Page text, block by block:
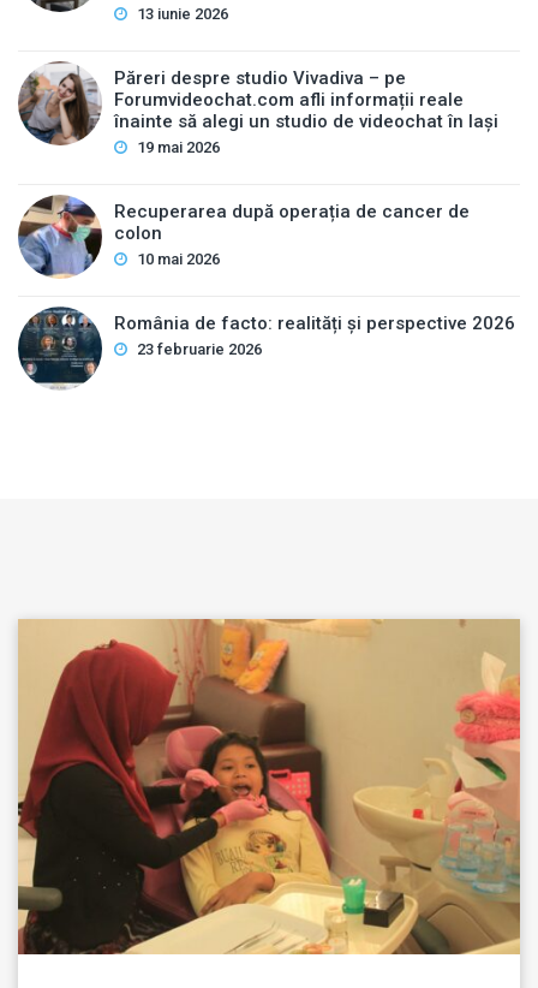
13 iunie 2026
Păreri despre studio Vivadiva – pe
Forumvideochat.com afli informații reale
înainte să alegi un studio de videochat în Iași
19 mai 2026
Recuperarea după operația de cancer de
colon
10 mai 2026
România de facto: realități și perspective 2026
23 februarie 2026